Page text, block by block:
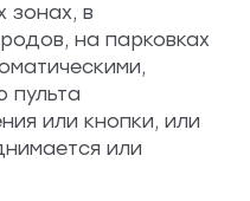
зонах, в
на парковках
пульта
или кнопки, или
или